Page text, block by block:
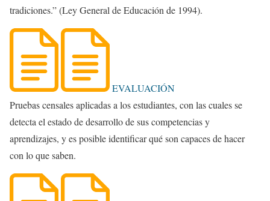
tradiciones.” (Ley General de Educación de 1994).
EVALUACIÓN
Pruebas censales aplicadas a los estudiantes, con las cuales se
detecta el estado de desarrollo de sus competencias y
aprendizajes, y es posible identificar qué son capaces de hacer
con lo que saben.